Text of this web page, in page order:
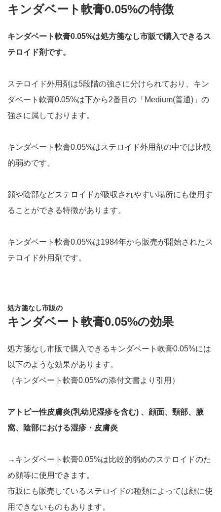
キンダベート軟膏0.05%の特徴
キンダベート軟膏0.05%は処方箋なし市販で購入できるス
テロイド剤です。
ステロイド外用剤は5段階の強さに分けられており、キン
ダベート軟膏0.05%は下から2番目の「Medium(普通)」の
強さに属しております。
キンダベート軟膏0.05%はステロイド外用剤の中では比較
的弱めです。
顔や陰部などステロイドが吸収されやすい場所にも使用す
ることができる特徴があります。
キンダベート軟膏0.05%は1984年から販売が開始されたス
テロイド外用剤です。
処方箋なし市販の
キンダベート軟膏0.05%の効果
処方箋なし市販で購入できるキンダベート軟膏0.05%には
以下のような効果があります。
（キンダベート軟膏0.05%の添付文書より引用）
アトピー性皮膚炎(乳幼児湿疹を含む) 、顔面、頸部、腋
窩、陰部における湿疹・皮膚炎
→キンダベート軟膏0.05%は比較的弱めのステロイドのた
め顔等に使用できます。
市販にも販売しているステロイドの種類によっては顔に使
用できないものもあります。